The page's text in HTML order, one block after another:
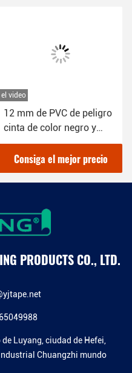
el video
12 mm de PVC de peligro
cinta de color negro y
amarillo OEM
Consiga el mejor precio
PRODUCTS CO., LTD.
Luyang, ciudad de Hefei,
Chuangzhi mundo